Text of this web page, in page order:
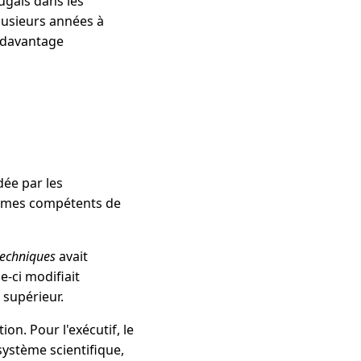
années à
par les
compétents de
avait
ci modifiait
Pour l'exécutif, le
scientifique,